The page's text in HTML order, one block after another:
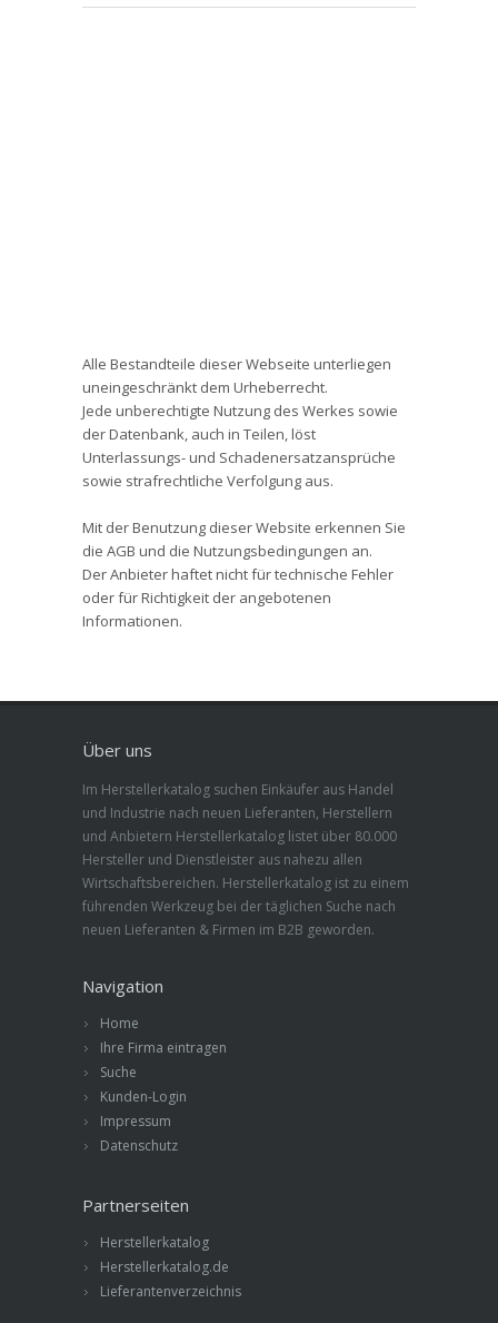
Alle Bestandteile dieser Webseite unterliegen
uneingeschränkt dem Urheberrecht.
Jede unberechtigte Nutzung des Werkes sowie
der Datenbank, auch in Teilen, löst
Unterlassungs- und Schadenersatzansprüche
sowie strafrechtliche Verfolgung aus.
Mit der Benutzung dieser Website erkennen Sie
die AGB und die Nutzungsbedingungen an.
Der Anbieter haftet nicht für technische Fehler
oder für Richtigkeit der angebotenen
Informationen.
Über uns
Im Herstellerkatalog suchen Einkäufer aus Handel
und Industrie nach neuen Lieferanten, Herstellern
und Anbietern Herstellerkatalog listet über 80.000
Hersteller und Dienstleister aus nahezu allen
Wirtschaftsbereichen. Herstellerkatalog ist zu einem
führenden Werkzeug bei der täglichen Suche nach
neuen Lieferanten & Firmen im B2B geworden.
Navigation
Home
Ihre Firma eintragen
Suche
Kunden-Login
Impressum
Datenschutz
Partnerseiten
Herstellerkatalog
Herstellerkatalog.de
Lieferantenverzeichnis